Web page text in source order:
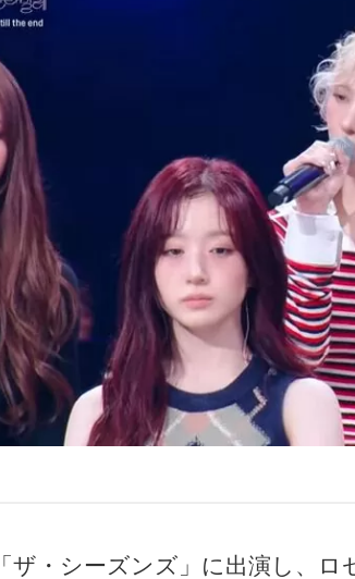
ザ・シーズンズ」に出演し、ロ